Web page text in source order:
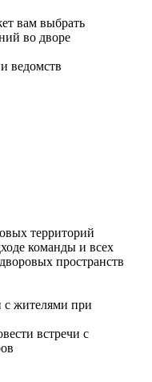
вам выбрать
во дворе
ведомств
территорий
команды и всех
пространств
с жителями при
встречи с